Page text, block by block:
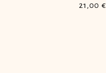
Prix
21,00 €